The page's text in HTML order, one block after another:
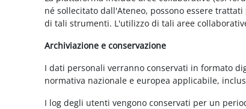
né sollecitato dall'Ateneo, possono essere
di tali strumenti. L'utilizzo di tali aree
Archiviazione e conservazione
I dati personali verranno conservati in formato
normativa nazionale e europea applicabile,
I log degli utenti vengono conservati per un